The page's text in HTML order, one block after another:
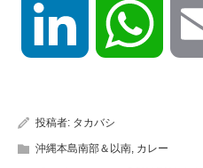
LinkedIn
投稿者: タカバシ
沖縄本島南部＆以南, カレー